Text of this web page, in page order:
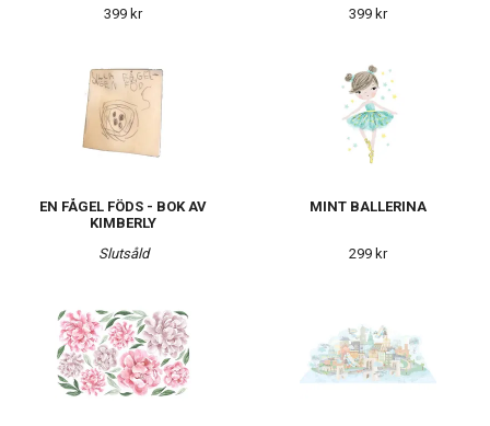
399 kr 399 kr
EN FÅGEL FÖDS - BOK AV
KIMBERLY
Slutsåld
MINT BALLERINA
299 kr